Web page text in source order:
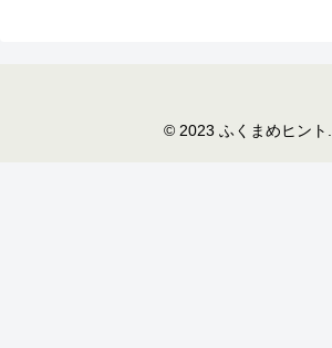
© 2023 ふくまめヒント.